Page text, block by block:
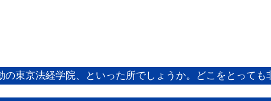
の東京法経学院、といった所でしょうか。どこをとっても